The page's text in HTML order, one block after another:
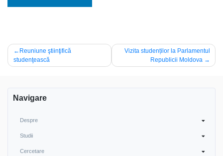
Navigare
în
Reuniune ştiinţifică
studenţească
Vizita studenților la Parlamentul
Republicii Moldova
Navigare
Despre
Studii
Cercetare